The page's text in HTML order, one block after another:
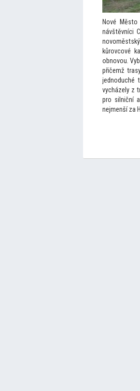
Nové
návštěvníci
kůrovcové
obnovou.
přičemž
jednoduché
vycházely z
pro silniční
nejmenší za